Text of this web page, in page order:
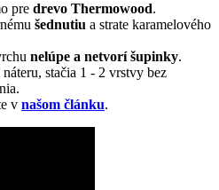
pre drevo Thermowood.
šednutiu a strate karamelového
nelúpe a netvorí šupinky.
náteru, stačia 1 - 2 vrstvy bez
v našom článku.